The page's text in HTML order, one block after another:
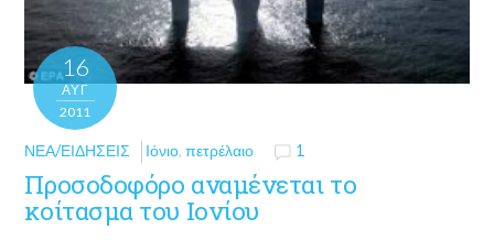
16
ΑΥΓ
2011
ΝΈΑ/ΕΙΔΉΣΕΙΣ Ιόνιο,πετρέλαιο 1
Προσοδοφόρο αναμένεται το
κοίτασμα του Ιονίου